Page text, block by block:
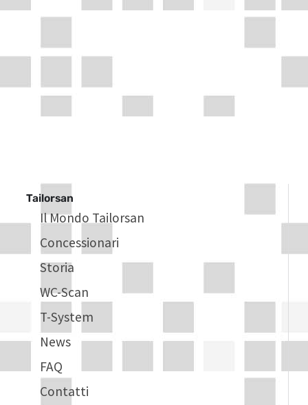
Tailorsan
Il Mondo Tailorsan
Concessionari
Storia
WC-Scan
T-System
News
FAQ
Contatti